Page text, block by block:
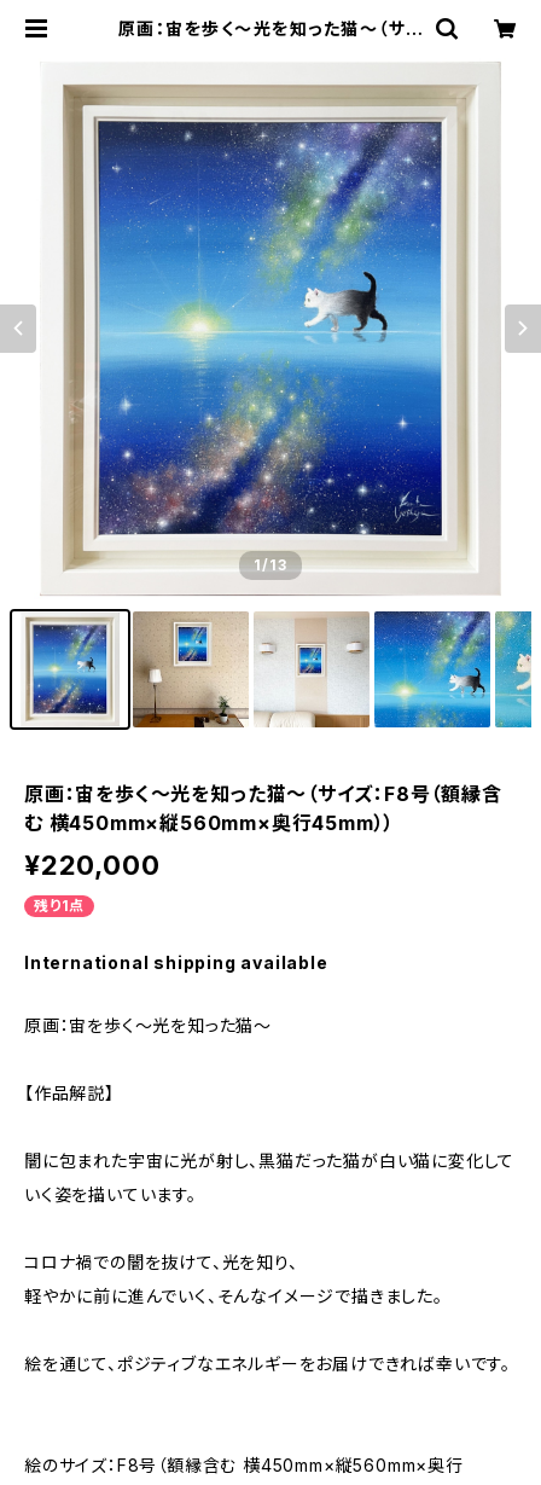
原画：宙を歩く～光を知った猫～（サイ
60mm×奥行45mm）） | 空間ペイ
ンター芳賀健太/kenta yoshiga オ
ンラインショップ
1/13
原画：宙を歩く～光を知った猫～（サイズ：F8号（額縁含
む 横450mm×縦560mm×奥行45mm））
¥220,000
残り1点
International shipping available
原画：宙を歩く～光を知った猫～
【作品解説】
闇に包まれた宇宙に光が射し、黒猫だった猫が白い猫に変化して
いく姿を描いています。
コロナ禍での闇を抜けて、光を知り、
軽やかに前に進んでいく、そんなイメージで描きました。
絵を通じて、ポジティブなエネルギーをお届けできれば幸いです。
絵のサイズ：F8号（額縁含む 横450mm×縦560mm×奥行